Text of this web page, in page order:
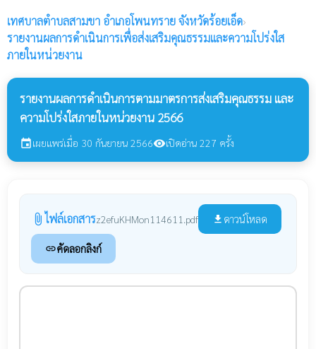
เทศบาลตำบลสามขา อำเภอโพนทราย จังหวัดร้อยเอ็ด›
รายงานผลการดำเนินการเพื่อส่งเสริมคุณธรรมและความโปร่งใส
ภายในหน่วยงาน
รายงานผลการดำเนินการตามมาตรการส่งเสริมคุณธรรม และ
ความโปร่งใสภายในหน่วยงาน 2566
eventเผยแพร่เมื่อ 30 กันยายน 2566visibilityเปิดอ่าน 227 ครั้ง
attach_file ไฟล์เอกสารz2efuKHMon114611.pdf file_download ดาวน์โหลด
linkคัดลอกลิงก์